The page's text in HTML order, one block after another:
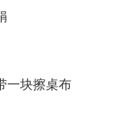
一块擦桌布